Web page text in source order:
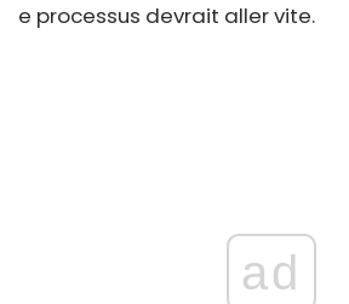
e processus devrait aller vite.
ad